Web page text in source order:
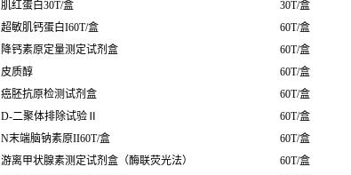
肌红蛋白30T/盒
30T/盒
超敏肌钙蛋白I60T/盒
60T/盒
降钙素原定量测定试剂盒
60T/盒
皮质醇
60T/盒
癌胚抗原检测试剂盒
60T/盒
D-二聚体排除试验Ⅱ
60T/盒
N末端脑钠素原II60T/盒
60T/盒
游离甲状腺素测定试剂盒（酶联荧光法）
60T/盒